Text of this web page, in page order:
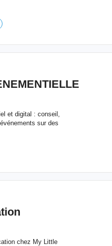
et digital : conseil,
sur des
chez My Little